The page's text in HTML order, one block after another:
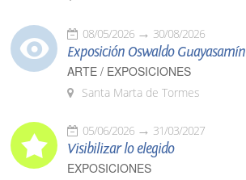
08/05/2026 30/08/2026
Exposición Oswaldo Guayasamín
ARTE / EXPOSICIONES
Santa Marta de Tormes
05/06/2026 31/03/2027
Visibilizar lo elegido
EXPOSICIONES